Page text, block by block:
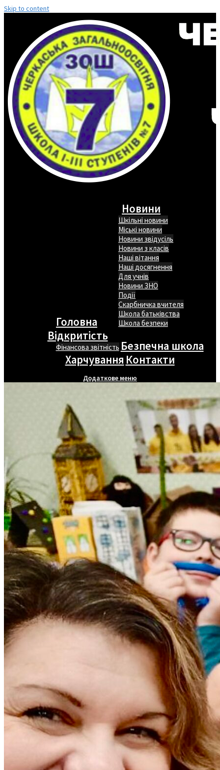
Skip to content
Головна
Новини
Шкільні новини
Міські новини
Новини звідусіль
Новини з класів
Наші вітання
Наші досягнення
Для учнів
Новини ЗНО
Події
Скарбничка вчителя
Школа батьківства
Школа безпеки
Відкритість
Фінансова звітність Безпечна школа
Харчування Контакти
Додаткове меню